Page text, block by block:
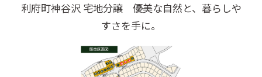
利府町神谷沢 宅地分譲 優美な自然と、暮らしや
すさを手に。